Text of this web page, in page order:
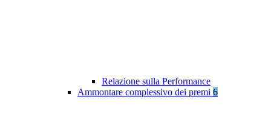
Relazione sulla Performance
Ammontare complessivo dei premi 6